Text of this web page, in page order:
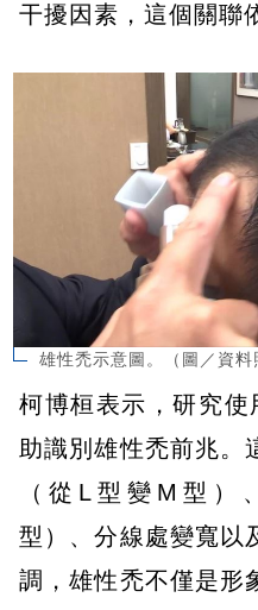
干擾因素，這個關聯
雄性禿示意圖。（圖／資料
柯博桓表示，研究
助識別雄性禿前兆。
（從L型變M型）
型）、分線處變寬以
調，雄性禿不僅是形